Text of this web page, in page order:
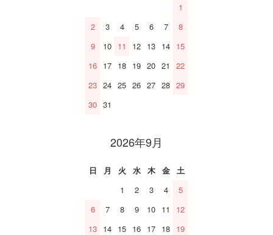
1
2
3 4 5 6 7
8
9
10 11 12 13 14 15
16 17 18 19 20 21
22
23 24 25 26 27 28 29
30 31
2026年9月
日 月 火 水 木 金
土
1
2 3 4
5
6
7 8 9 10 11
12
13 14 15 16 17 18 19